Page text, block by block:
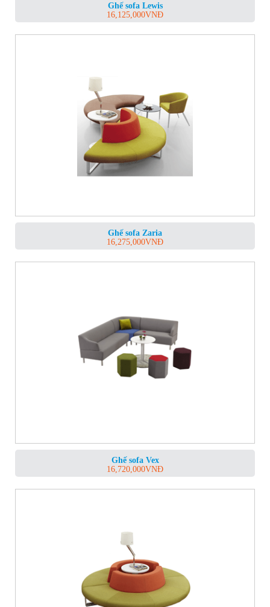
Ghế sofa Lewis
16,125,000VNĐ
Ghế sofa Zaria
16,275,000VNĐ
Ghế sofa Vex
16,720,000VNĐ